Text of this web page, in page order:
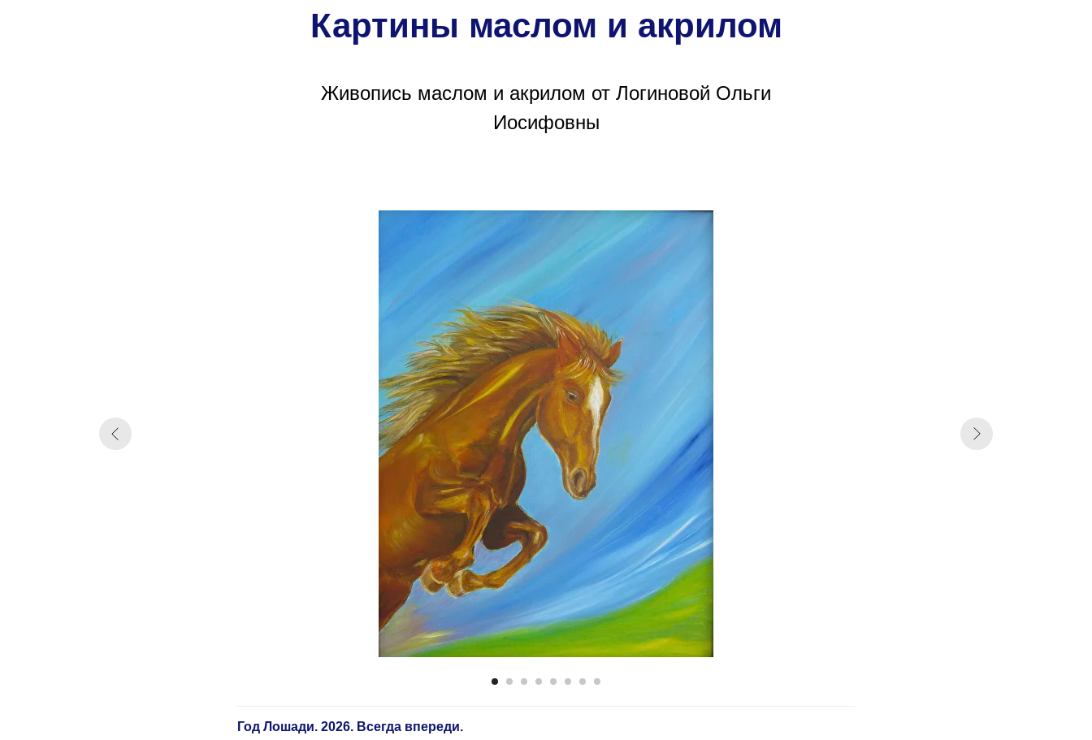
Картины маслом и акрилом
Живопись маслом и акрилом от Логиновой Ольги
Иосифовны
Год Лошади. 2026. Всегда впереди.